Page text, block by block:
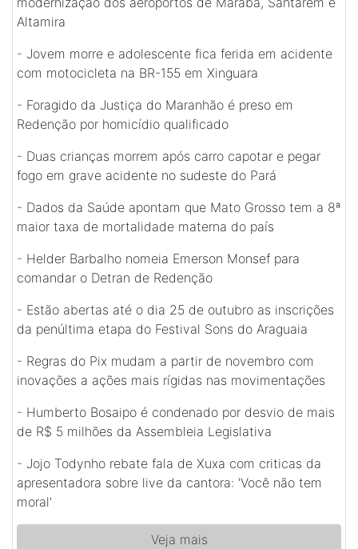
Altamira
- Jovem morre e adolescente fica ferida em acidente
com motocicleta na BR-155 em Xinguara
- Foragido da Justiça do Maranhão é preso em
Redenção por homicídio qualificado
- Duas crianças morrem após carro capotar e pegar
fogo em grave acidente no sudeste do Pará
- Dados da Saúde apontam que Mato Grosso tem a 8ª
maior taxa de mortalidade materna do país
- Helder Barbalho nomeia Emerson Monsef para
comandar o Detran de Redenção
- Estão abertas até o dia 25 de outubro as inscrições
da penúltima etapa do Festival Sons do Araguaia
- Regras do Pix mudam a partir de novembro com
inovações a ações mais rígidas nas movimentações
- Humberto Bosaipo é condenado por desvio de mais
de R$ 5 milhões da Assembleia Legislativa
- Jojo Todynho rebate fala de Xuxa com criticas da
apresentadora sobre live da cantora: 'Você não tem
moral'
Veja mais